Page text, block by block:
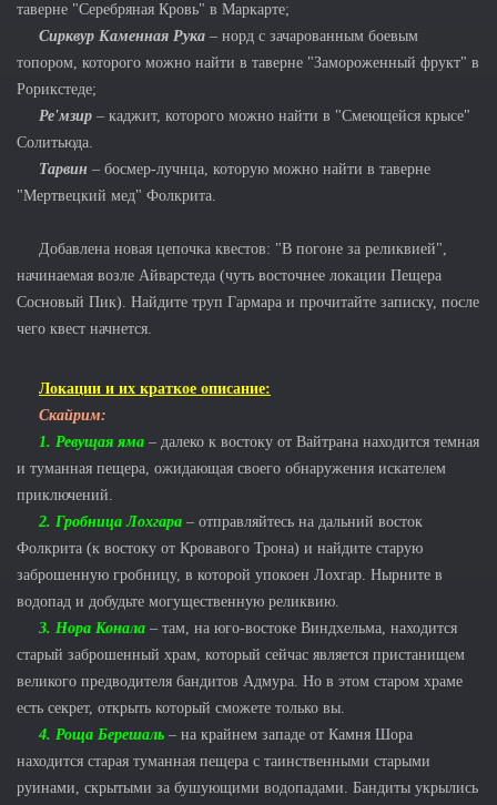
таверне "Серебряная Кровь" в Маркарте;
Сирквур Каменная Рука – норд с зачарованным боевым
топором, которого можно найти в таверне "Замороженный фрукт" в
Рорикстеде;
Ре'мзир – каджит, которого можно найти в "Смеющейся крысе"
Солитьюда.
Тарвин – босмер-лучнца, которую можно найти в таверне
"Мертвецкий мед" Фолкрита.
Добавлена ​​новая цепочка квестов: "В погоне за реликвией",
начинаемая возле Айварстеда (чуть восточнее локации Пещера
Сосновый Пик). Найдите труп Гармара и прочитайте записку, после
чего квест начнется.
Локации и их краткое описание:
Скайрим:
1. Ревущая яма – далеко к востоку от Вайтрана находится темная
и туманная пещера, ожидающая своего обнаружения искателем
приключений.
2. Гробница Лохгара – отправляйтесь на дальний восток
Фолкрита (к востоку от Кровавого Трона) и найдите старую
заброшенную гробницу, в которой упокоен Лохгар. Нырните в
водопад и добудьте могущественную реликвию.
3. Нора Конала – там, на юго-востоке Виндхельма, находится
старый заброшенный храм, который сейчас является пристанищем
великого предводителя бандитов Адмура. Но в этом старом храме
есть секрет, открыть который сможете только вы.
4. Роща Берешаль – на крайнем западе от Камня Шора
находится старая туманная пещера с таинственными старыми
руинами, скрытыми за бушующими водопадами. Бандиты укрылись